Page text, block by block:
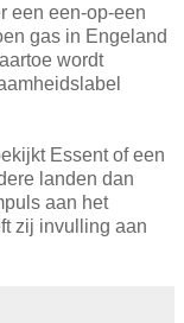
een een-op-een
gas in Engeland
wordt
Essent of een
landen dan
aan het
zij invulling aan